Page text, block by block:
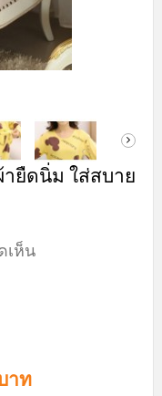
ยืดนิ่ม ใส่สบาย
เห็น
าท